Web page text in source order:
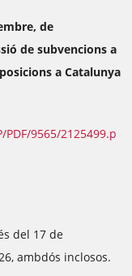
de
de subvencions a
a Catalunya
9565/2125499.p
del 17 de
ambdós inclosos.